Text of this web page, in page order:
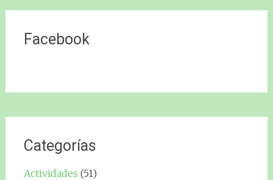
Facebook
Categorías
Actividades (51)